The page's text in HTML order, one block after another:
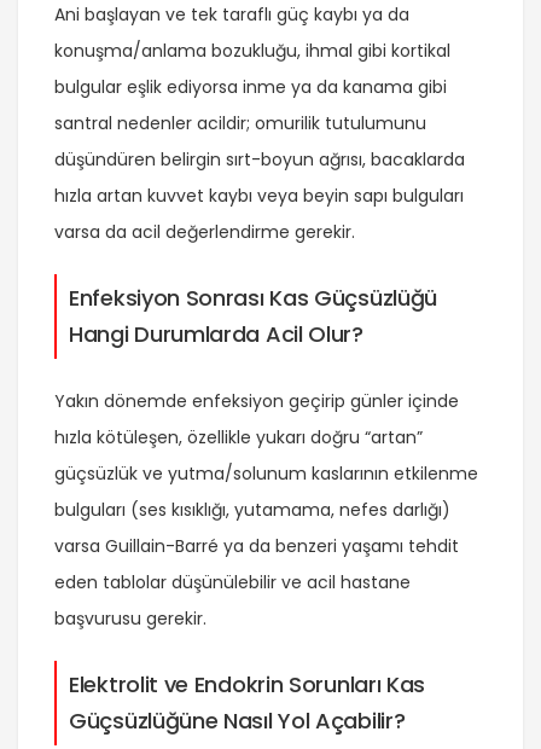
Ani başlayan ve tek taraflı güç kaybı ya da
konuşma/anlama bozukluğu, ihmal gibi kortikal
bulgular eşlik ediyorsa inme ya da kanama gibi
santral nedenler acildir; omurilik tutulumunu
düşündüren belirgin sırt-boyun ağrısı, bacaklarda
hızla artan kuvvet kaybı veya beyin sapı bulguları
varsa da acil değerlendirme gerekir.
Enfeksiyon Sonrası Kas Güçsüzlüğü
Hangi Durumlarda Acil Olur?
Yakın dönemde enfeksiyon geçirip günler içinde
hızla kötüleşen, özellikle yukarı doğru “artan”
güçsüzlük ve yutma/solunum kaslarının etkilenme
bulguları (ses kısıklığı, yutamama, nefes darlığı)
varsa Guillain-Barré ya da benzeri yaşamı tehdit
eden tablolar düşünülebilir ve acil hastane
başvurusu gerekir.
Elektrolit ve Endokrin Sorunları Kas
Güçsüzlüğüne Nasıl Yol Açabilir?